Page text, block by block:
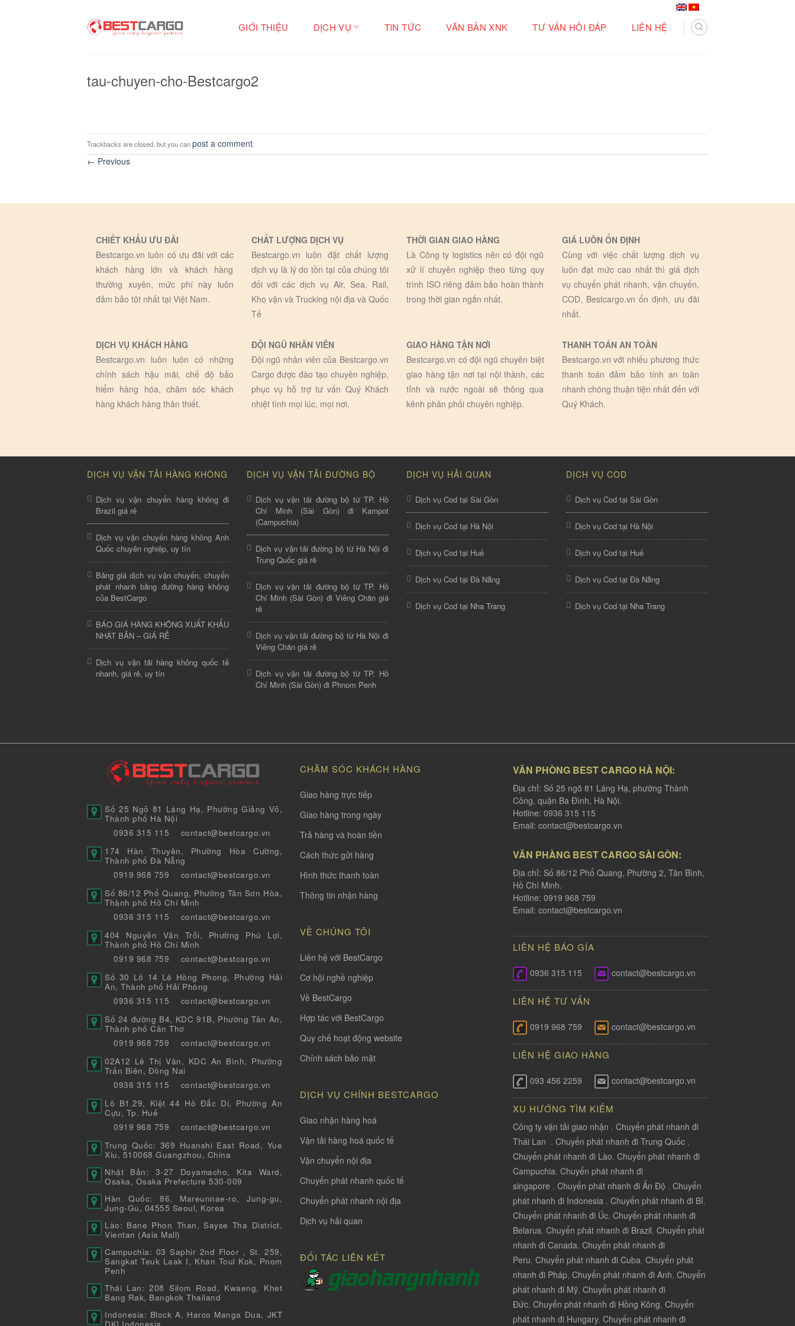
GIỚI THIỆU DỊCH VỤ TIN TỨC VĂN BẢN XNK TƯ VẤN HỎI ĐÁP LIÊN HỆ
tau-chuyen-cho-Bestcargo2
Trackbacks are closed, but you canpost a comment.
← Previous
CHIẾT KHẤU ƯU ĐÃI
Bestcargo.vn luôn có ưu đãi với các
khách hàng lớn và khách hàng
thường xuyên, mức phí này luôn
đảm bảo tôt nhất tại Việt Nam.
CHẤT LƯỢNG DỊCH VỤ
Bestcargo.vn luôn đặt chất lượng
dịch vụ là lý do tồn tại của chúng tôi
đối với các dịch vụ Air, Sea, Rail,
Kho vận và Trucking nội địa và Quốc
Tế
THỜI GIAN GIAO HÀNG
Là Công ty logistics nên có đội ngũ
xử lí chuyên nghiệp theo từng quy
trình ISO riêng đảm bảo hoàn thành
trong thời gian ngắn nhất.
GIÁ LUÔN ỔN ĐỊNH
Cùng với việc chất lượng dịch vụ
luôn đạt mức cao nhất thì giá dịch
vụ chuyển phát nhanh, vận chuyển,
COD, Bestcargo.vn ổn định, ưu đãi
nhất.
DỊCH VỤ KHÁCH HÀNG
Bestcargo.vn luôn luôn có những
chính sách hậu mãi, chế độ bảo
hiểm hàng hóa, chăm sóc khách
hàng khách hàng thân thiết.
ĐỘI NGŨ NHÂN VIÊN
Đội ngũ nhân viên của Bestcargo.vn
Cargo được đào tạo chuyên nghiệp,
phục vụ hỗ trợ tư vấn Quý Khách
nhiệt tình mọi lúc, mọi nơi.
GIAO HÀNG TẬN NƠI
Bestcargo.vn có đội ngũ chuyên biệt
giao hàng tận nơi tại nội thành, các
tỉnh và nước ngoài sẽ thông qua
kênh phân phối chuyên nghiệp.
THANH TOÁN AN TOÀN
Bestcargo.vn với nhiếu phương thức
thanh toán đảm bảo tính an toàn
nhanh chóng thuận tiện nhất đến với
Quý Khách.
DỊCH VỤ VẬN TẢI HÀNG KHÔNG
Dịch vụ vận chuyển hàng không đi
Brazil giá rẻ
Dịch vụ vận chuyển hàng không Anh
Quốc chuyên nghiệp, uy tín
Bảng giá dịch vụ vận chuyển, chuyển
phát nhanh bằng đường hàng không
của BestCargo
BÁO GIÁ HÀNG KHÔNG XUẤT KHẨU
NHẬT BẢN – GIÁ RẺ
Dịch vụ vận tải hàng không quốc tế
nhanh, giá rẻ, uy tín
DỊCH VỤ VẬN TẢI ĐƯỜNG BỘ
Dịch vụ vận tải đường bộ từ TP. Hồ
Chí Minh (Sài Gòn) đi Kampot
(Campuchia)
Dịch vụ vận tải đường bộ từ Hà Nội đi
Trung Quốc giá rẻ
Dịch vụ vận tải đường bộ từ TP. Hồ
Chí Minh (Sài Gòn) đi Viêng Chăn giá
rẻ
Dịch vụ vận tải đường bộ từ Hà Nội đi
Viêng Chăn giá rẻ
Dịch vụ vận tải đường bộ từ TP. Hồ
Chí Minh (Sài Gòn) đi Phnom Penh
DỊCH VỤ HẢI QUAN
Dịch vụ Cod tại Sài Gòn
Dịch vụ Cod tại Hà Nội
Dịch vụ Cod tại Huế
Dịch vụ Cod tại Đà Nẵng
Dịch vụ Cod tại Nha Trang
DỊCH VỤ COD
Dịch vụ Cod tại Sài Gòn
Dịch vụ Cod tại Hà Nội
Dịch vụ Cod tại Huế
Dịch vụ Cod tại Đà Nẵng
Dịch vụ Cod tại Nha Trang
Số 25 Ngõ 81 Láng Hạ, Phường Giảng Võ,
Thành phố Hà Nội
0936 315 115
contact@bestcargo.vn
174 Hàn Thuyên, Phường Hòa Cường,
Thành phố Đà Nẵng
0919 968 759
contact@bestcargo.vn
Số 86/12 Phổ Quang, Phường Tân Sơn Hòa,
Thành phố Hồ Chí Minh
0936 315 115
contact@bestcargo.vn
404 Nguyễn Văn Trỗi, Phường Phú Lợi,
Thành phố Hồ Chí Minh
0919 968 759
contact@bestcargo.vn
Số 30 Lô 14 Lê Hồng Phong, Phường Hải
An, Thành phố Hải Phòng
0936 315 115
contact@bestcargo.vn
Số 24 đường B4, KDC 91B, Phường Tân An,
Thành phố Cần Thơ
0919 968 759
contact@bestcargo.vn
02A12 Lê Thị Vân, KDC An Bình, Phường
Trấn Biên, Đồng Nai
0936 315 115
contact@bestcargo.vn
Lô B1.29, Kiệt 44 Hồ Đắc Di, Phường An
Cựu, Tp. Huế
0919 968 759
contact@bestcargo.vn
Trung Quốc: 369 Huanshi East Road, Yue
Xiu, 510068 Guangzhou, China
Nhật Bản: 3-27 Doyamacho, Kita Ward,
Osaka, Osaka Prefecture 530-009
Hàn Quốc: 86, Mareunnae-ro, Jung-gu,
Jung-Gu, 04555 Seoul, Korea
Lào: Bane Phon Than, Sayse Tha District,
Vientan (Asia Mall)
Campuchia: 03 Saphir 2nd Floor , St. 259,
Sangkat Teuk Laak I, Khan Toul Kok, Pnom
Penh
Thái Lan: 208 Silom Road, Kwaeng, Khet
Bang Rak, Bangkok Thailand
Indonesia: Block A, Harco Manga Dua, JKT
CHĂM SÓC KHÁCH HÀNG
Giao hàng trực tiếp
Giao hàng trong ngày
Trả hàng và hoàn tiền
Cách thức gửi hàng
Hình thức thanh toàn
Thông tin nhận hàng
VỀ CHÚNG TÔI
Liên hệ với BestCargo
Cơ hội nghề nghiệp
Về BestCargo
Hợp tác với BestCargo
Quy chế hoạt động website
Chính sách bảo mật
DỊCH VỤ CHÍNH BESTCARGO
Giao nhận hàng hoá
Vận tải hàng hoá quốc tế
Vận chuyển nội địa
Chuyển phát nhanh quốc tế
Chuyển phát nhanh nội địa
Dịch vụ hải quan
ĐỐI TÁC LIÊN KẾT
VĂN PHÒNG BEST CARGO HÀ NỘI:
Địa chỉ: Số 25 ngõ 81 Láng Hạ, phường Thành
Công, quận Ba Đình, Hà Nội.
Hotline: 0936 315 115
Email: contact@bestcargo.vn
VĂN PHÀNG BEST CARGO SÀI GÒN:
Địa chỉ: Số 86/12 Phổ Quang, Phường 2, Tân Bình,
Hồ Chí Minh.
Hotline: 0919 968 759
Email: contact@bestcargo.vn
LIÊN HỆ BÁO GÍA
0936 315 115 contact@bestcargo.vn
LIÊN HỆ TƯ VẤN
0919 968 759 contact@bestcargo.vn
LIÊN HỆ GIAO HÀNG
093 456 2259 contact@bestcargo.vn
XU HƯỚNG TÌM KIẾM
Công ty vận tải giao nhận , Chuyển phát nhanh đi
Thái Lan , Chuyển phát nhanh đi Trung Quốc ,
Chuyển phát nhanh đi Lào, Chuyển phát nhanh đi
Campuchia, Chuyển phát nhanh đi
singapore , Chuyển phát nhanh đi Ấn Độ , Chuyển
phát nhanh đi Indonesia , Chuyển phát nhanh đi Bỉ,
Chuyển phát nhanh đi Úc, Chuyển phát nhanh đi
Belarus, Chuyển phát nhanh đi Brazil, Chuyển phát
nhanh đi Canada, Chuyển phát nhanh đi
Peru, Chuyển phát nhanh đi Cuba, Chuyển phát
nhanh đi Pháp, Chuyển phát nhanh đi Anh, Chuyển
phát nhanh đi Mỹ, Chuyển phát nhanh đi
Đức, Chuyển phát nhanh đi Hồng Kông, Chuyển
phát nhanh đi Hungary, Chuyển phát nhanh đi